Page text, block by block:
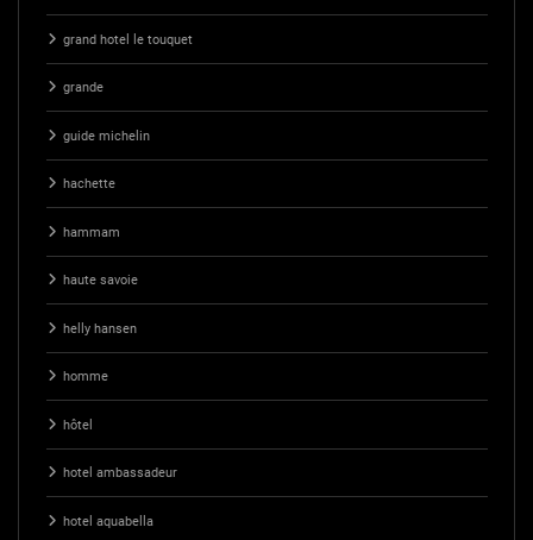
grand hotel le touquet
grande
guide michelin
hachette
hammam
haute savoie
helly hansen
homme
hôtel
hotel ambassadeur
hotel aquabella